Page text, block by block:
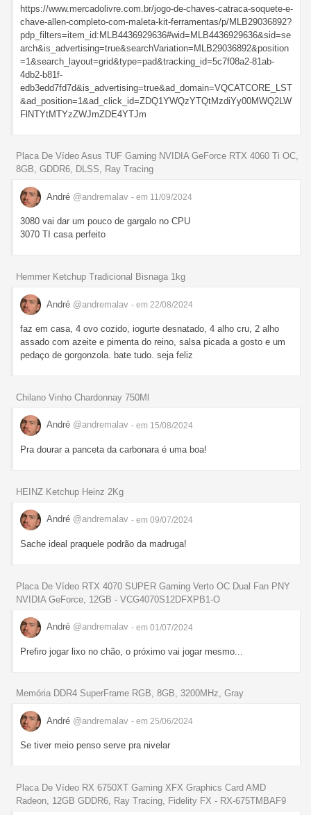
https://www.mercadolivre.com.br/jogo-de-chaves-catraca-soquete-e-
chave-allen-completo-com-maleta-kit-ferramentas/p/MLB29036892?
pdp_filters=item_id:MLB4436929636#wid=MLB4436929636&sid=se
arch&is_advertising=true&searchVariation=MLB29036892&position
=1&search_layout=grid&type=pad&tracking_id=5c7f08a2-81ab-
4db2-b81f-
edb3edd7fd7d&is_advertising=true&ad_domain=VQCATCORE_LST
&ad_position=1&ad_click_id=ZDQ1YWQzYTQtMzdiYy00MWQ2LW
FlNTYtMTYzZWJmZDE4YTJm
Placa De Vídeo Asus TUF Gaming NVIDIA GeForce RTX 4060 Ti OC,
8GB, GDDR6, DLSS, Ray Tracing
André @andremalav - em 11/09/2024
3080 vai dar um pouco de gargalo no CPU
3070 TI casa perfeito
Hemmer Ketchup Tradicional Bisnaga 1kg
André @andremalav - em 22/08/2024
faz em casa, 4 ovo cozido, iogurte desnatado, 4 alho cru, 2 alho
assado com azeite e pimenta do reino, salsa picada a gosto e um
pedaço de gorgonzola. bate tudo. seja feliz
Chilano Vinho Chardonnay 750Ml
André @andremalav - em 15/08/2024
Pra dourar a panceta da carbonara é uma boa!
HEINZ Ketchup Heinz 2Kg
André @andremalav - em 09/07/2024
Sache ideal praquele podrão da madruga!
Placa De Vídeo RTX 4070 SUPER Gaming Verto OC Dual Fan PNY
NVIDIA GeForce, 12GB - VCG4070S12DFXPB1-O
André @andremalav - em 01/07/2024
Prefiro jogar lixo no chão, o próximo vai jogar mesmo...
Memória DDR4 SuperFrame RGB, 8GB, 3200MHz, Gray
André @andremalav - em 25/06/2024
Se tiver meio penso serve pra nivelar
Placa De Vídeo RX 6750XT Gaming XFX Graphics Card AMD
Radeon, 12GB GDDR6, Ray Tracing, Fidelity FX - RX-675TMBAF9